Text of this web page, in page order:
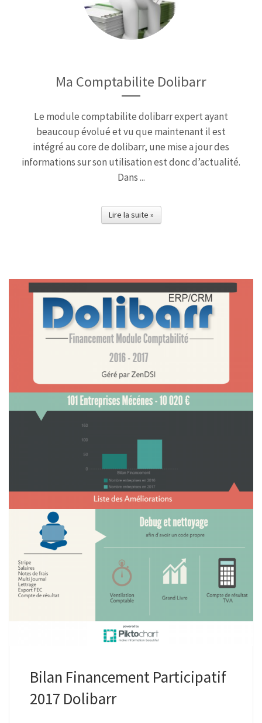
Ma Comptabilite Dolibarr
Le module comptabilite dolibarr expert ayant
beaucoup évolué et vu que maintenant il est
intégré au core de dolibarr, une mise a jour des
informations sur son utilisation est donc d’actualité.
Dans ...
Lire la suite »
Bilan Financement Participatif
2017 Dolibarr